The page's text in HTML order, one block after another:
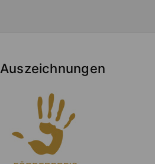
Auszeichnungen